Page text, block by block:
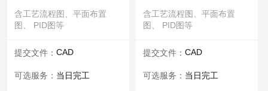
立即购买
服务保障：提供方案优化
立即购买
含工艺流程图、平面布置
图、 PID图等
提交文件： CAD
可选服务： 当日完工
含工艺流程图、平面布置
图、 PID图等
提交文件： CAD
可选服务： 当日完工